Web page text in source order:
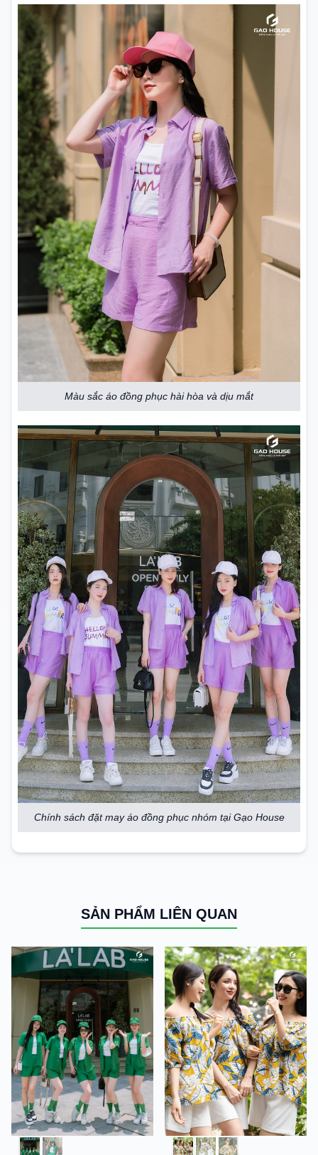
Màu sắc áo đồng phục hài hòa và dịu mắt
Chính sách đặt may áo đồng phục nhóm tại Gạo House
SẢN PHẨM LIÊN QUAN